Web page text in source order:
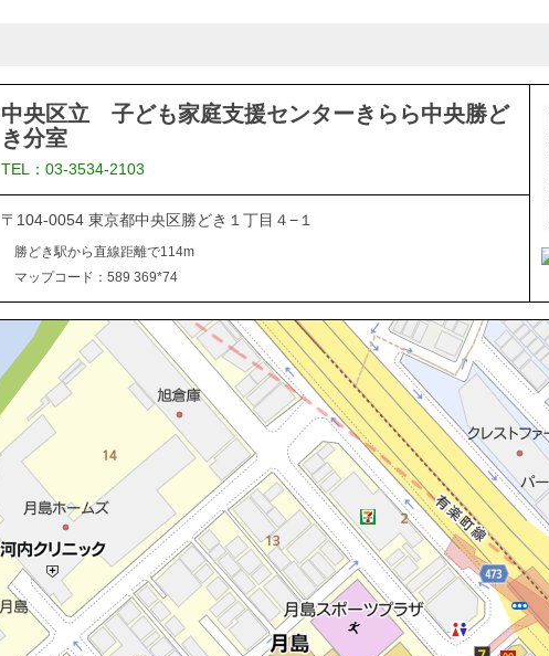
中央区立 子ども家庭支援センターきらら中央勝ど
き分室
TEL：03-3534-2103
〒104-0054 東京都中央区勝どき１丁目４−１
勝どき駅から直線距離で114m
マップコード：589 369*74